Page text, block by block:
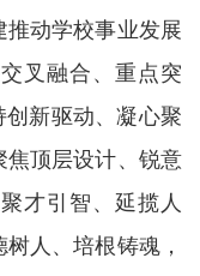
动学校事业发展
叉融合、重点突
创新驱动、凝心聚
焦顶层设计、锐意
才引智、延揽人
人、培根铸魂，